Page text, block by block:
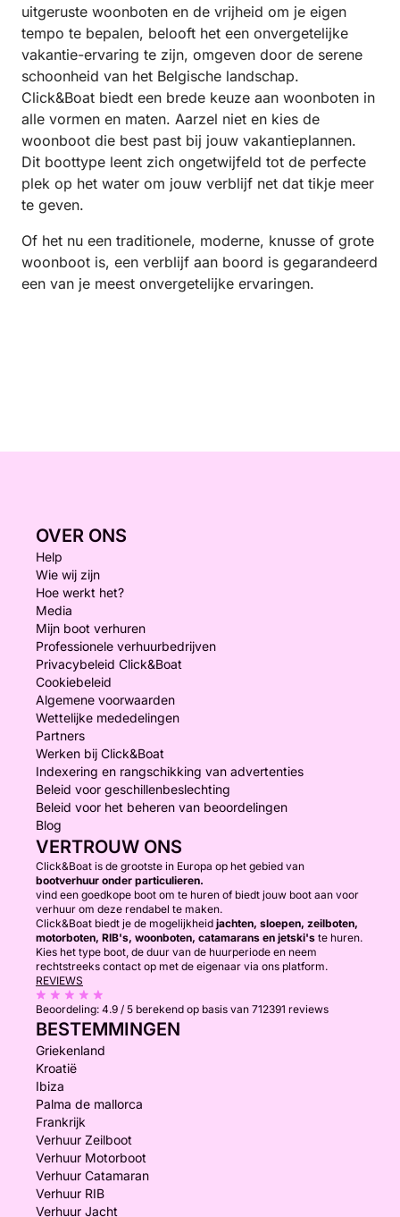
uitgeruste woonboten en de vrijheid om je eigen
tempo te bepalen, belooft het een onvergetelijke
vakantie-ervaring te zijn, omgeven door de serene
schoonheid van het Belgische landschap.
Click&Boat biedt een brede keuze aan woonboten in
alle vormen en maten. Aarzel niet en kies de
woonboot die best past bij jouw vakantieplannen.
Dit boottype leent zich ongetwijfeld tot de perfecte
plek op het water om jouw verblijf net dat tikje meer
te geven.
Of het nu een traditionele, moderne, knusse of grote
woonboot is, een verblijf aan boord is gegarandeerd
een van je meest onvergetelijke ervaringen.
OVER ONS
Help
Wie wij zijn
Hoe werkt het?
Media
Mijn boot verhuren
Professionele verhuurbedrijven
Privacybeleid Click&Boat
Cookiebeleid
Algemene voorwaarden
Wettelijke mededelingen
Partners
Werken bij Click&Boat
Indexering en rangschikking van advertenties
Beleid voor geschillenbeslechting
Beleid voor het beheren van beoordelingen
Blog
VERTROUW ONS
Click&Boat is de grootste in Europa op het gebied van
bootverhuur onder particulieren.
vind een goedkope boot om te huren of biedt jouw boot aan voor
verhuur om deze rendabel te maken.
Click&Boat biedt je de mogelijkheid jachten, sloepen, zeilboten,
motorboten, RIB's, woonboten, catamarans en jetski's te huren.
Kies het type boot, de duur van de huurperiode en neem
rechtstreeks contact op met de eigenaar via ons platform.
REVIEWS
Beoordeling: 4.9 / 5 berekend op basis van 712391 reviews
BESTEMMINGEN
Griekenland
Kroatië
Ibiza
Palma de mallorca
Frankrijk
Verhuur Zeilboot
Verhuur Motorboot
Verhuur Catamaran
Verhuur RIB
Verhuur Jacht